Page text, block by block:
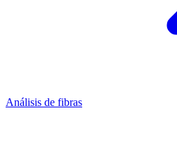
Análisis de fibras